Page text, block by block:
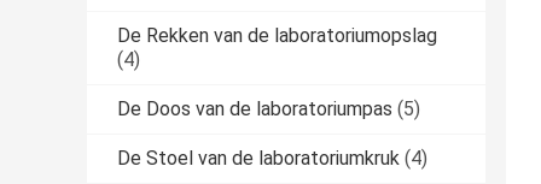
De Rekken van de laboratoriumopslag
(4)
De Doos van de laboratoriumpas (5)
De Stoel van de laboratoriumkruk (4)